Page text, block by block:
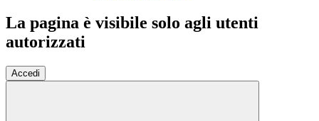
La pagina è visibile solo agli utenti
autorizzati
Accedi